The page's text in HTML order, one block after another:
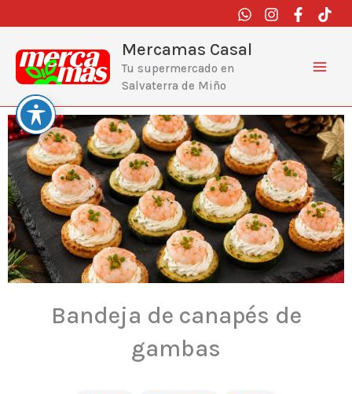
al
contenido
Mercamas Casal
Tu supermercado en
Salvaterra de Miño
Bandeja de canapés de
gambas